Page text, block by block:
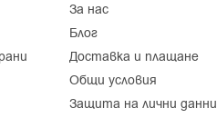
за нас
блог
доставка и плащане
общи условия
защита на лични данни